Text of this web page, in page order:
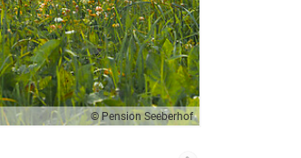
© Pension Seeberhof